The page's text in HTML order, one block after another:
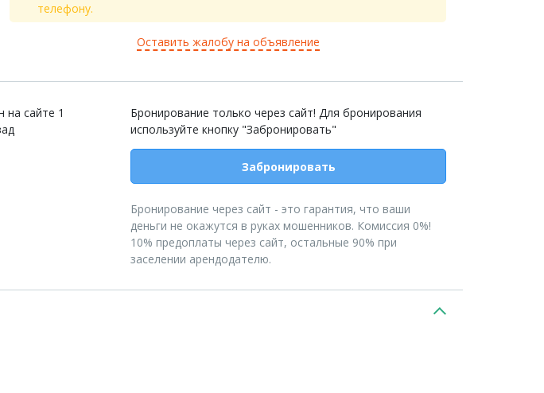
телефону.
Оставить жалобу на объявление
на сайте 1
Бронирование только через сайт! Для бронирования
используйте кнопку "Забронировать"
Забронировать
Бронирование через сайт - это гарантия, что ваши
деньги не окажутся в руках мошенников. Комиссия 0%!
10% предоплаты через сайт, остальные 90% при
заселении арендодателю.